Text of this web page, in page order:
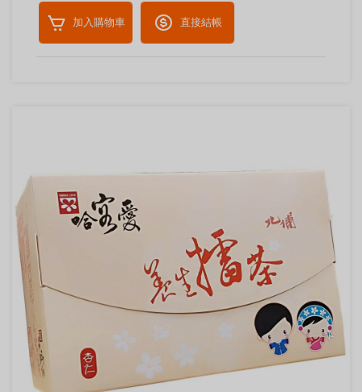
加入購物車 直接結帳